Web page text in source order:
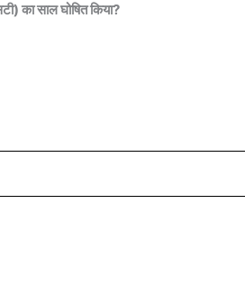
का साल घोषित किया?